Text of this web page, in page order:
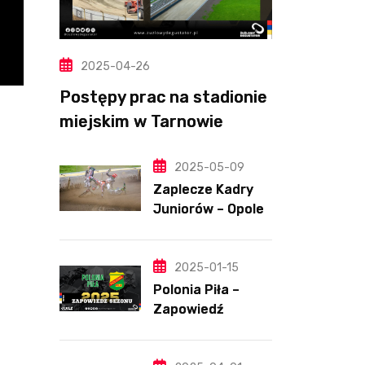
2025-04-26
Postępy prac na stadionie
miejskim w Tarnowie
2025-05-09
Zaplecze Kadry
Juniorów – Opole,
2025-01-15
Polonia Piła –
Zapowiedź